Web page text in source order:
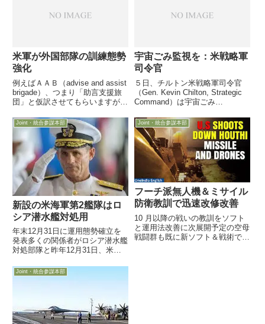
米軍が外国部隊の訓練態勢
強化
例えばＡＡＢ（advise and assist
brigade）、つまり「助言支援旅
団」と仮訳させてもらいますが、
教育訓練して一人前にするための
部隊です。
宇宙ごみ監視を：米戦略軍
司令官
５日、チルトン米戦略軍司令官
（Gen. Kevin Chilton, Strategic
Command）は宇宙ごみ
対策強化の必要性を訴えました。
「我々はこの分野で数十年遅れて
いる」と、米国だけでなく全世...
Joint・統合参謀本部
新設の米海軍第2艦隊はロ
シア潜水艦対処用
年末12月31日に運用態勢確立を
発表多くの関係者がロシア潜水艦
対処部隊と昨年12月31日、米海
隊（2nd Fleet）が「full
operational capability：完全な運
Joint・統合参謀本部
フーチ派無人機＆ミサイル
防衛教訓で迅速改修改善
10 月以降の戦いの教訓をソフト
と運用法改善に次展開予定の空母
戦闘群も既に新ソフト＆戦術で訓
Joint・統合参謀本部